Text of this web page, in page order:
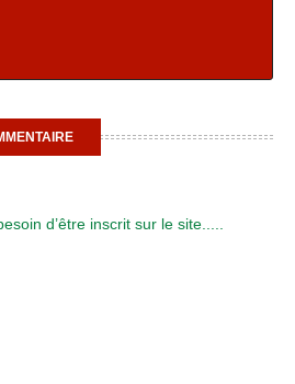
d’être inscrit sur le site.....